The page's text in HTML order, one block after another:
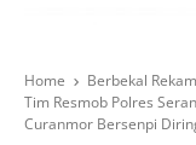
Home
Berbekal
Tim Resmob Polres
Curanmor Bersenpi